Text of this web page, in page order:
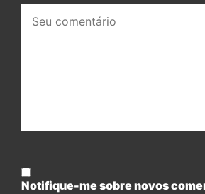
comentário:
Notifique-me sobre novos